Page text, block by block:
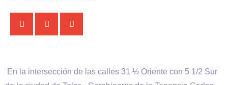
En la intersección de las calles 31 ½ Oriente con 5 1/2 Sur